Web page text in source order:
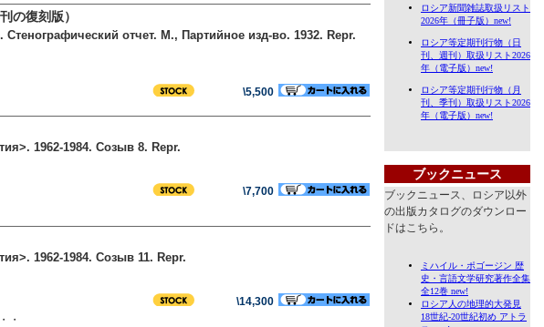
の復刻版）
отчет. М., Партийное изд-во. 1932. Repr.
\5,500
1962-1984. Созыв 8. Repr.
\7,700
1962-1984. Созыв 11. Repr.
\14,300
・
ブックニュース
ブックニュース、ロシア以外
の出版カタログのダウンロー
ドはこちら。